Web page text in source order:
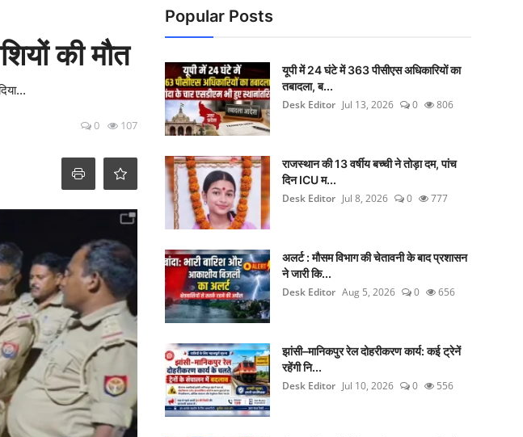
की मौत
0 107
Popular Posts
यूपी में 24 घंटे में 363 पीसीएस अधिकारियों का
तबादला, ब...
Desk Editor Jul 13, 2026 0 806
राजस्थान की 13 वर्षीय बच्ची ने तोड़ा दम, पांच
दिन ICU म...
Desk Editor Jul 8, 2026 0 777
अलर्ट : मौसम विभाग की चेतावनी के बाद प्रशासन
ने जारी कि...
Desk Editor Aug 5, 2026 0 656
झांसी–मानिकपुर रेल दोहरीकरण कार्य: कई ट्रेनें
रहेंगी नि...
Desk Editor Jul 10, 2026 0 556